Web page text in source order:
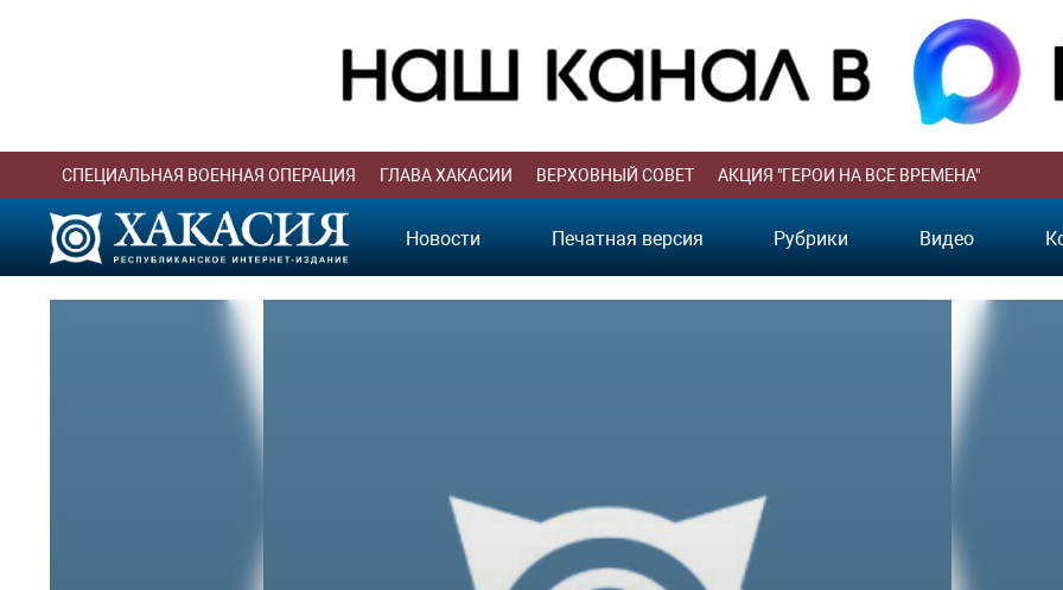
СПЕЦИАЛЬНАЯ ВОЕННАЯ ОПЕРАЦИЯ ГЛАВА ХАКАСИИ ВЕРХОВНЫЙ СОВЕТ АКЦИЯ "ГЕРОИ НА ВСЕ ВРЕМЕНА"
Новости Печатная версия Рубрики Видео